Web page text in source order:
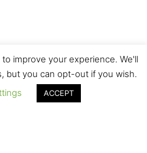
Autors Matthias Greulich
improve your experience. We'll
but you can opt-out if you wish.
ACCEPT